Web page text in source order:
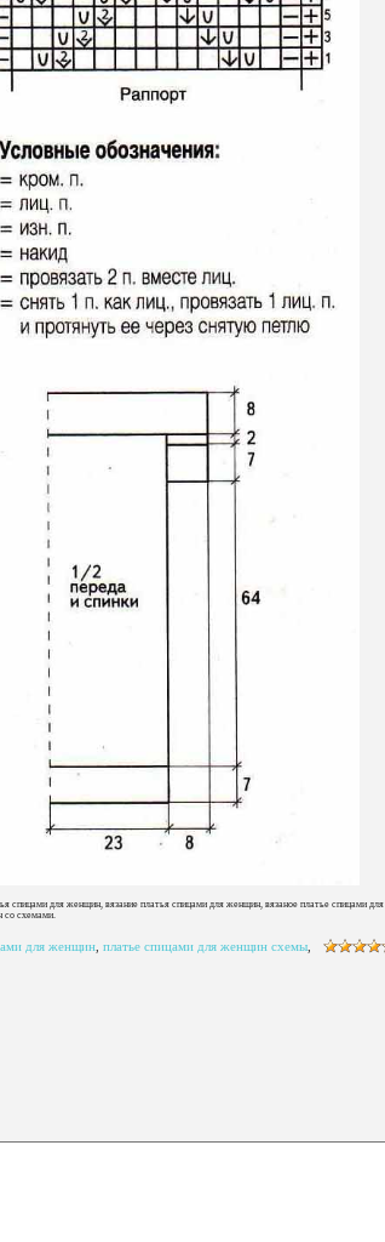
для женщин, вязание платья спицами для женщин, вязаное платье спицами для
схемами.
для женщин платье спицами для женщин схемы